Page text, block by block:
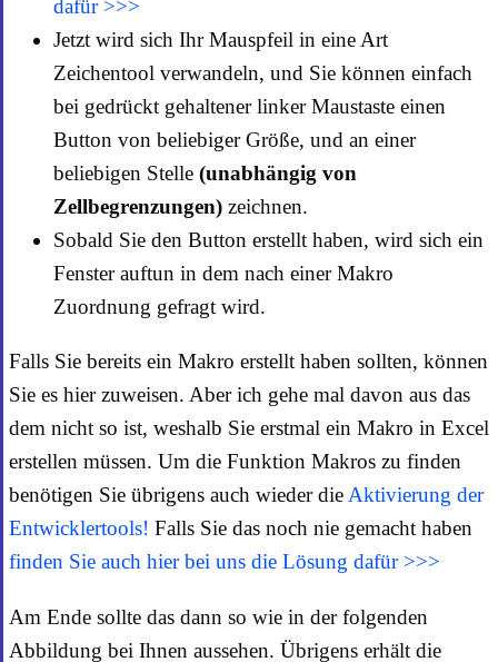
dafür >>>
Jetzt wird sich Ihr Mauspfeil in eine Art
Zeichentool verwandeln, und Sie können einfach
bei gedrückt gehaltener linker Maustaste einen
Button von beliebiger Größe, und an einer
beliebigen Stelle (unabhängig von
Zellbegrenzungen) zeichnen.
Sobald Sie den Button erstellt haben, wird sich ein
Fenster auftun in dem nach einer Makro
Zuordnung gefragt wird.
Falls Sie bereits ein Makro erstellt haben sollten, können
Sie es hier zuweisen. Aber ich gehe mal davon aus das
dem nicht so ist, weshalb Sie erstmal ein Makro in Excel
erstellen müssen. Um die Funktion Makros zu finden
benötigen Sie übrigens auch wieder dieAktivierung der
Entwicklertools! Falls Sie das noch nie gemacht haben
finden Sie auch hier bei uns die Lösung dafür >>>
Am Ende sollte das dann so wie in der folgenden
Abbildung bei Ihnen aussehen. Übrigens erhält die